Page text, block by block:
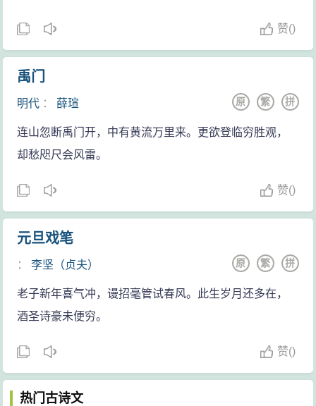
赞()
禹门
明代 ： 薛瑄 拼
繁
原
连山忽断禹门开，中有黄流万里来。更欲登临穷胜观，
却愁咫尺会风雷。
赞()
元旦戏笔
：李坚（贞夫） 拼
繁
原
老子新年喜气冲，谩招毫管试春风。此生岁月还多在，
酒圣诗豪未便穷。
赞()
热门古诗文